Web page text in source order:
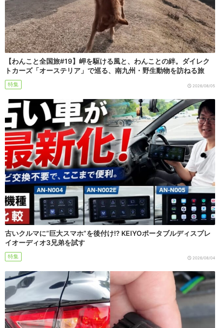
【わんこと全国旅#19】岬を駆ける風と、わんことの絆。ダイレク
トカーズ「オーステリア」で巡る、南九州・野生動物を訪ねる旅
特集 2026/08/05
古いクルマに“巨大スマホ”を後付け!? KEIYOポータブルディスプレ
イオーディオ3兄弟を試す
特集 2026/08/04